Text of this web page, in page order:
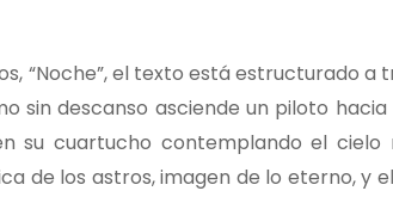
“Noche”, el texto está estructurado
sin descanso asciende un piloto
su cuartucho contemplando el
de los astros, imagen de lo eterno, y